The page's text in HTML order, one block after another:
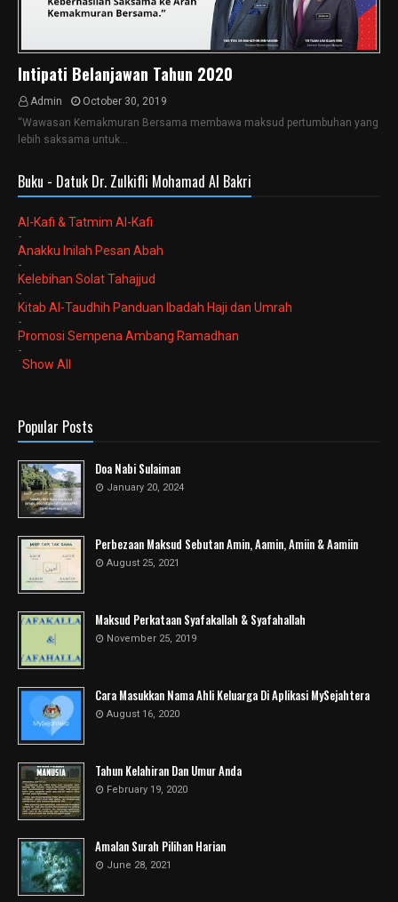
Intipati Belanjawan Tahun 2020
Admin
October 30, 2019
“Wawasan Kemakmuran Bersama membawa maksud pertumbuhan yang
lebih saksama untuk…
Buku - Datuk Dr. Zulkifli Mohamad Al Bakri
Al-Kafi & Tatmim Al-Kafi
-
Anakku Inilah Pesan Abah
-
Kelebihan Solat Tahajjud
-
Kitab Al-Taudhih Panduan Ibadah Haji dan Umrah
-
Promosi Sempena Ambang Ramadhan
-
Show All
Popular Posts
Doa Nabi Sulaiman
January 20, 2024
Perbezaan Maksud Sebutan Amin, Aamin, Amiin & Aamiin
August 25, 2021
Maksud Perkataan Syafakallah & Syafahallah
November 25, 2019
Cara Masukkan Nama Ahli Keluarga Di Aplikasi MySejahtera
August 16, 2020
Tahun Kelahiran Dan Umur Anda
February 19, 2020
Amalan Surah Pilihan Harian
June 28, 2021